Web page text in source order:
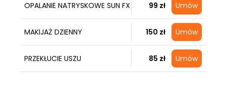
OPALANIE NATRYSKOWE SUN FX 99 zł Umów
MAKIJAŻ DZIENNY 150 zł Umów
PRZEKŁUCIE USZU 85 zł Umów